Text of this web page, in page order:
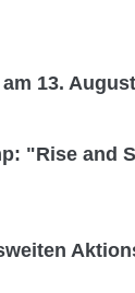
13.
"Rise and